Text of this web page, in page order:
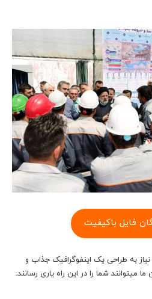
فایل باکیفیت
به طراحی یک اینفوگرافیک جذاب و
متفاوت دارد، کارشناسان و طراحان ما می‎توانند شما را در این راه یاری رسانند.